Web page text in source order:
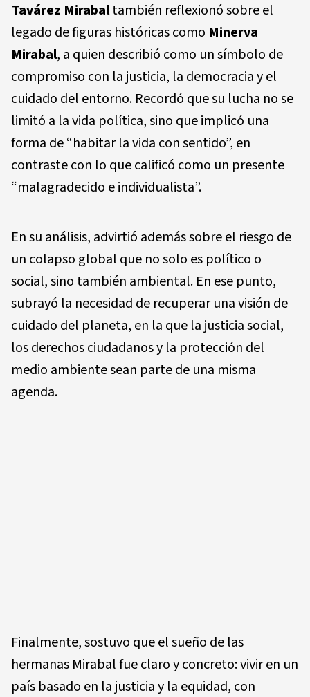
Tavárez Mirabaltambién reflexionó sobre el
legado de figuras históricas como Minerva
Mirabal, a quien describió como un símbolo de
compromiso con la justicia, la democracia y el
cuidado del entorno. Recordó que su lucha no se
limitó a la vida política, sino que implicó una
forma de “habitar la vida con sentido”, en
contraste con lo que calificó como un presente
“malagradecido e individualista”.
En su análisis, advirtió además sobre el riesgo de
un colapso global que no solo es político o
social, sino también ambiental. En ese punto,
subrayó la necesidad de recuperar una visión de
cuidado del planeta, en la que la justicia social,
los derechos ciudadanos y la protección del
medio ambiente sean parte de una misma
agenda.
Finalmente, sostuvo que el sueño de las
hermanas Mirabal fue claro y concreto: vivir en un
país basado en la justicia y la equidad, con